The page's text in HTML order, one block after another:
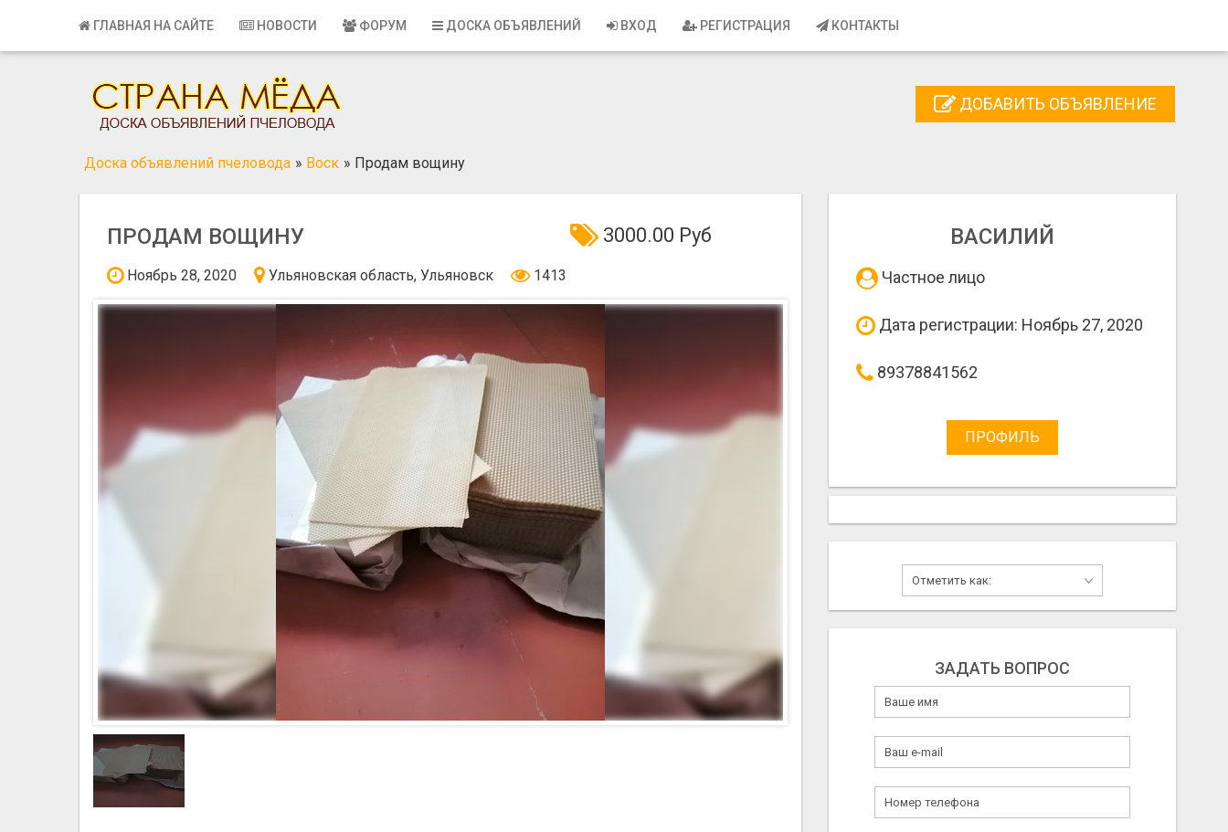
ГЛАВНАЯ НА САЙТЕ НОВОСТИ ФОРУМ ДОСКА ОБЪЯВЛЕНИЙ ВХОД РЕГИСТРАЦИЯ КОНТАКТЫ
Главная
Регистрация ДОБАВИТЬ ОБЪЯВЛЕНИЕ
Доска объявлений пчеловода » Воск » Продам вощину
ПРОДАМ ВОЩИНУ 3000.00 Руб
Ноябрь 28, 2020 Ульяновская область, Ульяновск 1413
ВАСИЛИЙ
Частное лицо
Дата регистрации: Ноябрь 27, 2020
89378841562
ПРОФИЛЬ
ЗАДАТЬ ВОПРОС